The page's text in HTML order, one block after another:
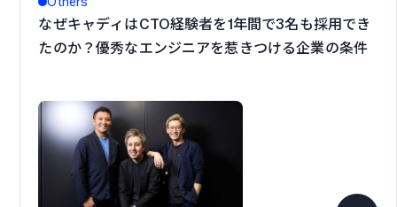
なぜキャディはCTO経験者を1年間で3名も採用でき
たのか？優秀なエンジニアを惹きつける企業の条件